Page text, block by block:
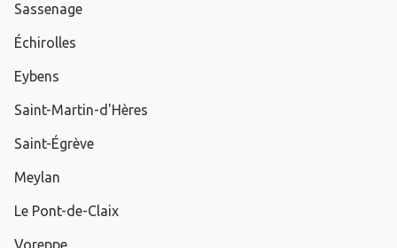
Sassenage
Échirolles
Eybens
Saint-Martin-d'Hères
Saint-Égrève
Meylan
Le Pont-de-Claix
Voreppe